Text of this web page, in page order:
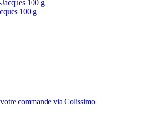
100 g
commande via Colissimo